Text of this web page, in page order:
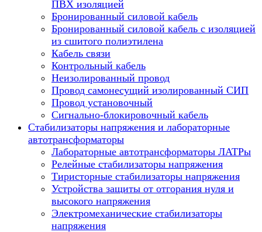
ПВХ изоляцией
Бронированный силовой кабель
Бронированный силовой кабель с изоляцией
из сшитого полиэтилена
Кабель связи
Контрольный кабель
Неизолированный провод
Провод самонесущий изолированный СИП
Провод установочный
Сигнально-блокировочный кабель
Стабилизаторы напряжения и лабораторные
автотрансформаторы
Лабораторные автотрансформаторы ЛАТРы
Релейные стабилизаторы напряжения
Тиристорные стабилизаторы напряжения
Устройства защиты от отгорания нуля и
высокого напряжения
Электромеханические стабилизаторы
напряжения